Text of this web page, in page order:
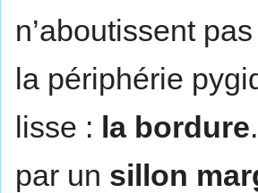
n’aboutissent
la périphérie
lisse : la bordure
par un sillon